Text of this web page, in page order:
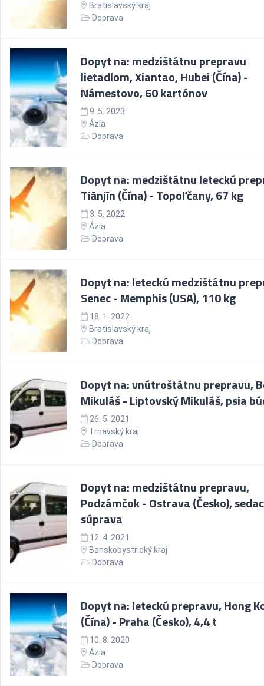
Bratislavský kraj
Doprava
Dopyt na: medzištátnu prepravu
lietadlom, Xiantao, Hubei (Čína) -
Námestovo, 60 kartónov
9. 5. 2023
Ázia
Doprava
Dopyt na: medzištátnu leteckú
Tiānjīn (Čína) - Topoľčany, 67 kg
3. 5. 2022
Ázia
Doprava
Dopyt na: leteckú medzištátnu
Senec - Memphis (USA), 110 kg
18. 1. 2022
Bratislavský kraj
Doprava
Dopyt na: vnútroštátnu prepravu,
Mikuláš - Liptovský Mikuláš, psia
26. 5. 2021
Trnavský kraj
Doprava
Dopyt na: medzištátnu prepravu,
Podzámčok - Ostrava (Česko),
súprava
12. 4. 2021
Banskobystrický kraj
Doprava
Dopyt na: leteckú prepravu, Hong
(Čína) - Praha (Česko), 4,4 t
10. 8. 2020
Ázia
Doprava